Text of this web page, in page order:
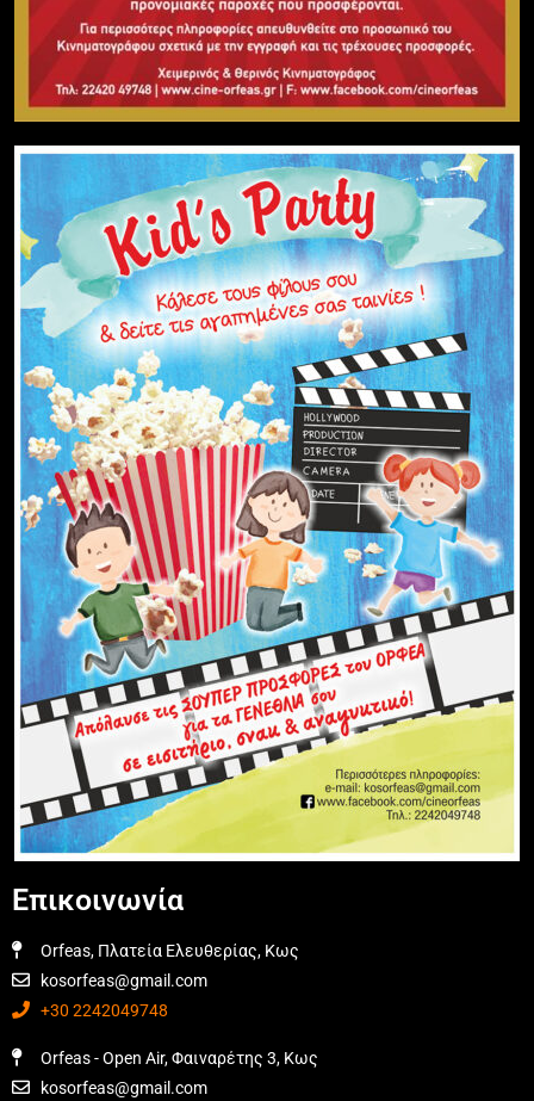
Επικοινωνία
Orfeas, Πλατεία Ελευθερίας, Κως
kosorfeas@gmail.com
+30 2242049748
Orfeas - Open Air, Φαιναρέτης 3, Κως
kosorfeas@gmail.com